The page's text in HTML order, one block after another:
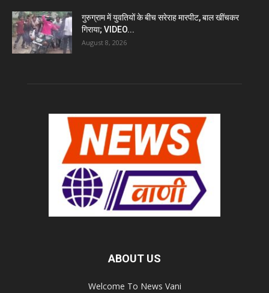
गुरुग्राम में युवतियों के बीच सरेराह मारपीट, बाल खींचकर
गिराया; VIDEO...
August 8, 2026
ABOUT US
Welcome To News Vani